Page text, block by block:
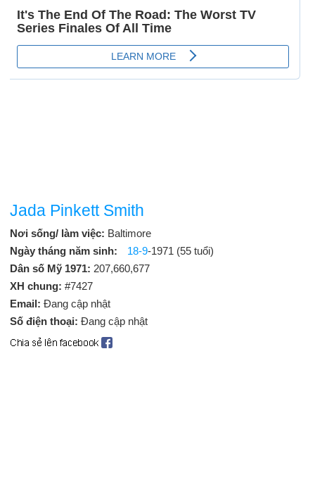
Jada Pinkett Smith
Nơi sống/ làm việc: Baltimore
Ngày tháng năm sinh:
18-9-1971 (55 tuổi)
Dân số Mỹ 1971: 207,660,677
XH chung: #7427
Email: Đang cập nhật
Số điện thoại: Đang cập nhật